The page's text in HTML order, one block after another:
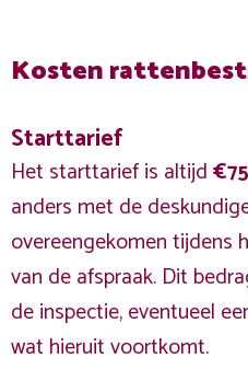
Kosten
Starttarief
Het starttarief is altijd
anders met de
overeengekomen tijdens
van de afspraak. Dit
de inspectie, eventueel
wat hieruit voortkomt.